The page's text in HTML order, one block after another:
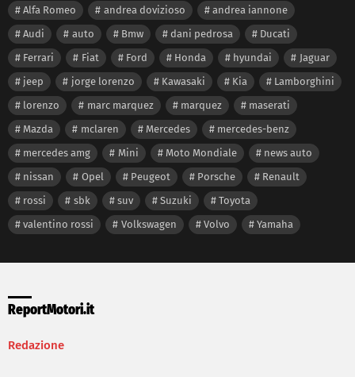
Alfa Romeo andrea dovizioso
andrea iannone
Audi
auto Bmw dani pedrosa
Ducati
Ferrari
Fiat Ford Honda hyundai
Jaguar
jeep
jorge lorenzo Kawasaki Kia
Lamborghini
lorenzo
marc marquez marquez
maserati
Mazda
mclaren Mercedes
mercedes-benz
mercedes amg
Mini Moto Mondiale
news auto
nissan
Opel Peugeot Porsche
Renault
rossi
sbk suv Suzuki
Toyota
valentino rossi
Volkswagen Volvo Yamaha
ReportMotori.it
Redazione